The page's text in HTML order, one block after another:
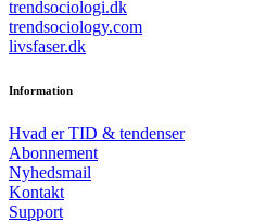
trendsociologi.dk
trendsociology.com
livsfaser.dk
Information
Hvad er TID & tendenser
Abonnement
Nyhedsmail
Kontakt
Support